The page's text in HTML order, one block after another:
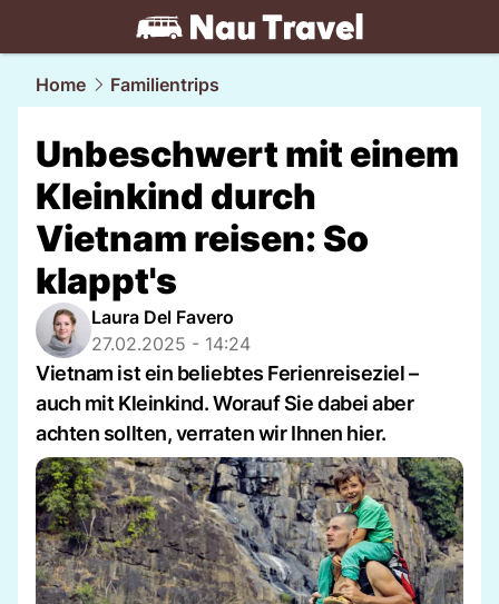
travel.NAU.ch
Home Familientrips
Unbeschwert mit einem
Kleinkind durch
Vietnam reisen: So
klappt's
Laura Del Favero
27.02.2025 - 14:24
Vietnam ist ein beliebtes Ferienreiseziel –
auch mit Kleinkind. Worauf Sie dabei aber
achten sollten, verraten wir Ihnen hier.